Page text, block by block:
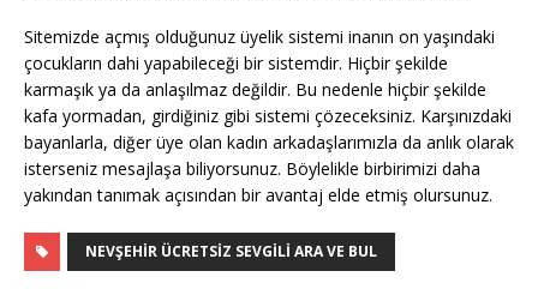
Sitemizde açmış olduğunuz üyelik sistemi inanın on yaşındaki
çocukların dahi yapabileceği bir sistemdir. Hiçbir şekilde
karmaşık ya da anlaşılmaz değildir. Bu nedenle hiçbir şekilde
kafa yormadan, girdiğiniz gibi sistemi çözeceksiniz. Karşınızdaki
bayanlarla, diğer üye olan kadın arkadaşlarımızla da anlık olarak
isterseniz mesajlaşa biliyorsunuz. Böylelikle birbirimizi daha
yakından tanımak açısından bir avantaj elde etmiş olursunuz.
NEVŞEHIR ÜCRETSIZ SEVGILI ARA VE BUL